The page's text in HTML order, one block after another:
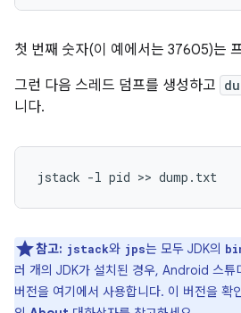
첫 번째 숫자(이 예에서는 37605)는
그런 다음 스레드 덤프를 생성하고
니다.
참고: jstack와 jps는 모두 JDK의
러 개의 JDK가 설치된 경우, Android 스튜
버전을 여기에서 사용합니다. 이 버전을